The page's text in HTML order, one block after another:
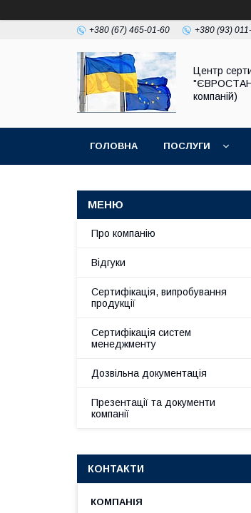
+380 (67) 465-01-60 +380 (93)
Центр
компаній)
ГОЛОВНА ПОСЛУГИ
Про компанію
Відгуки
Сертифікація, випробування
продукції
Сертифікація систем
менеджменту
Дозвільна документація
Презентації та документи
компанії
КОНТАКТИ